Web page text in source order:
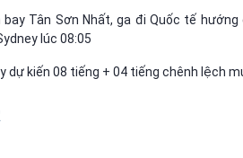
Tân Sơn Nhất, ga đi Quốc tế
lúc 08:05
dự kiến 08 tiếng + 04 tiếng chênh lệch